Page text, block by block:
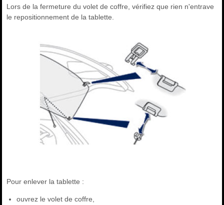
Lors de la fermeture du volet de coffre, vérifiez que rien n'entrave
le repositionnement de la tablette.
Pour enlever la tablette :
ouvrez le volet de coffre,